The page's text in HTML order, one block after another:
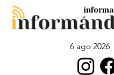
6 ago 2026